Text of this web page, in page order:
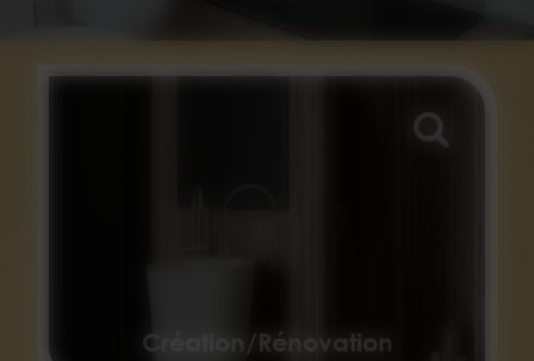
Création/Rénovation